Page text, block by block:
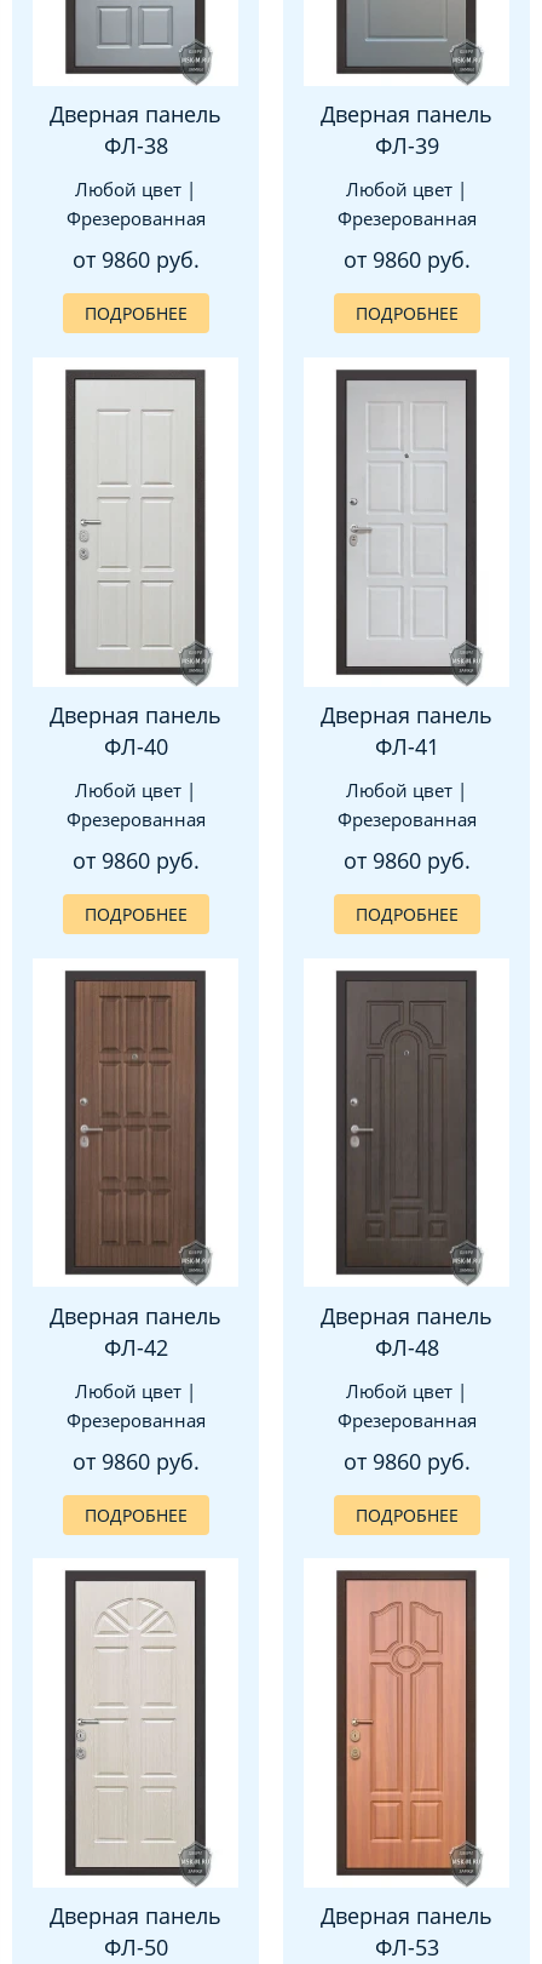
Дверная панель
ФЛ-38
Любой цвет |
Фрезерованная
от 9860 руб.
ПОДРОБНЕЕ
Дверная панель
ФЛ-39
Любой цвет |
Фрезерованная
от 9860 руб.
ПОДРОБНЕЕ
Дверная панель
ФЛ-40
Любой цвет |
Фрезерованная
от 9860 руб.
ПОДРОБНЕЕ
Дверная панель
ФЛ-41
Любой цвет |
Фрезерованная
от 9860 руб.
ПОДРОБНЕЕ
Дверная панель
ФЛ-42
Любой цвет |
Фрезерованная
от 9860 руб.
ПОДРОБНЕЕ
Дверная панель
ФЛ-48
Любой цвет |
Фрезерованная
от 9860 руб.
ПОДРОБНЕЕ
Дверная панель
ФЛ-50
Дверная панель
ФЛ-53